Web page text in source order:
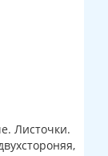
Листочки.